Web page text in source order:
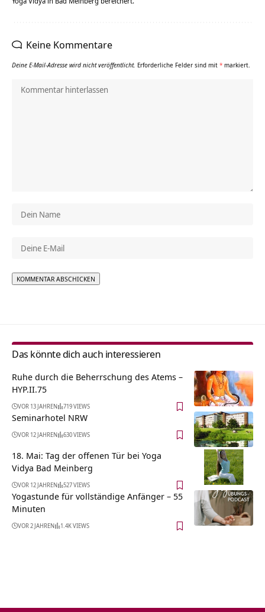
Keine Kommentare
Deine E-Mail-Adresse wird nicht veröffentlicht. Erforderliche Felder sind mit * markiert.
Das könnte dich auch interessieren
Ruhe durch die Beherrschung des Atems –
HYP.II.75
VOR 13 JAHREN 719 VIEWS
Seminarhotel NRW
VOR 12 JAHREN 630 VIEWS
18. Mai: Tag der offenen Tür bei Yoga
Vidya Bad Meinberg
VOR 12 JAHREN 527 VIEWS
Yogastunde für vollständige Anfänger – 55
Minuten
VOR 2 JAHREN 1.4K VIEWS